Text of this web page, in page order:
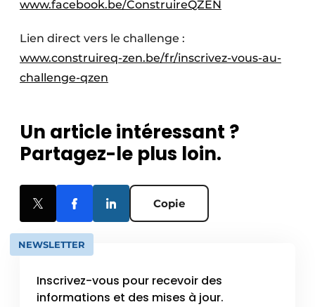
www.facebook.be/ConstruireQZEN
Lien direct vers le challenge :
www.construireq-zen.be/fr/inscrivez-vous-au-
challenge-qzen
Un article intéressant ?
Partagez-le plus loin.
Copie
NEWSLETTER
Inscrivez-vous pour recevoir des
informations et des mises à jour.